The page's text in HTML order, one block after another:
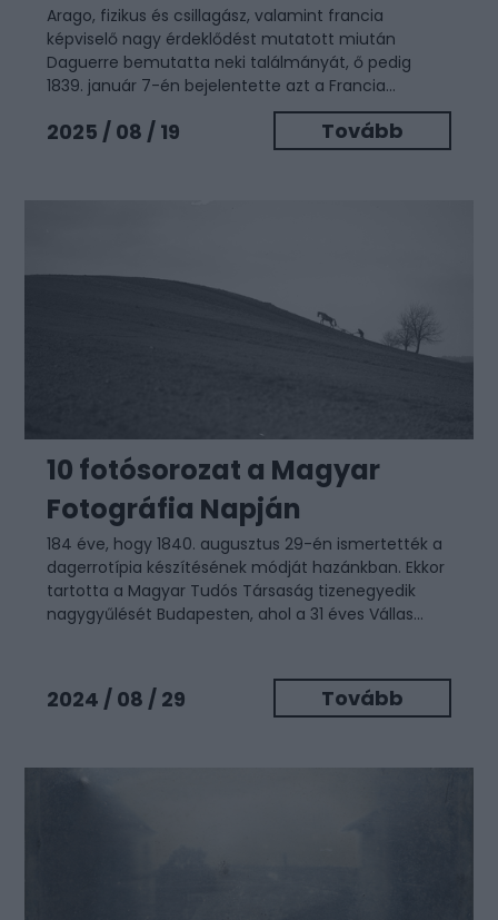
Arago, fizikus és csillagász, valamint francia
képviselő nagy érdeklődést mutatott miután
Daguerre bemutatta neki találmányát, ő pedig
1839. január 7-én bejelentette azt a Francia...
2025 / 08 / 19 Tovább
10 fotósorozat a Magyar
Fotográfia Napján
184 éve, hogy 1840. augusztus 29-én ismertették a
dagerrotípia készítésének módját hazánkban. Ekkor
tartotta a Magyar Tudós Társaság tizenegyedik
nagygyűlését Budapesten, ahol a 31 éves Vállas...
2024 / 08 / 29 Tovább